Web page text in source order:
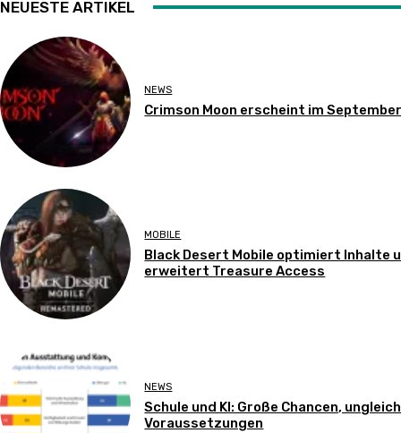
NEUESTE ARTIKEL
NEWS
Crimson Moon erscheint im
MOBILE
Black Desert Mobile optimiert Inhalte
erweitert Treasure Access
NEWS
Schule und KI: Große Chancen,
Voraussetzungen